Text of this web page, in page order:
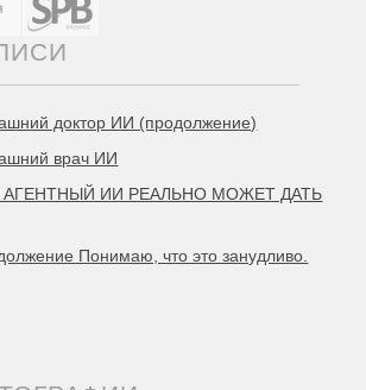
доктор ИИ (продолжение)
врач ИИ
АГЕНТНЫЙ ИИ РЕАЛЬНО МОЖЕТ ДАТЬ
Понимаю, что это занудливо.